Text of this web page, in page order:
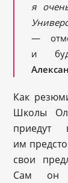
я
—
и
Как
Школы
им
свои
Сам он